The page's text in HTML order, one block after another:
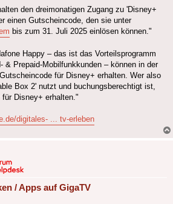
den dreimonatigen Zugang zu 'Disney+
einen Gutscheincode, den sie unter
bis zum 31. Juli 2025 einlösen können."
Happy – das ist das Vorteilsprogramm
& Prepaid-Mobilfunkkunden – können in der
für Disney+ erhalten. Wer also
Box 2' nutzt und buchungsberechtigt ist,
Disney+ erhalten."
digitales- ... tv-erleben
/ Apps auf GigaTV